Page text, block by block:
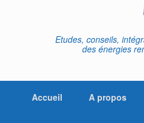
Etudes, conseils,
des énergies
Accueil A propos